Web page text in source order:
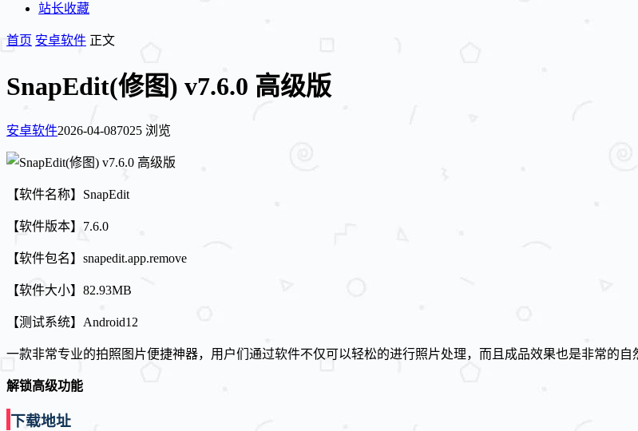
站长收藏
首页 安卓软件 正文
SnapEdit(修图) v7.6.0 高级版
安卓软件2026-04-087025 浏览
【软件名称】SnapEdit
【软件版本】7.6.0
【软件包名】snapedit.app.remove
【软件大小】82.93MB
【测试系统】Android12
一款非常专业的拍照图片便捷神器，用户们通过软件不仅可以轻松的进行照片处理，而且成品效果也是非常的
解锁高级功能
下载地址